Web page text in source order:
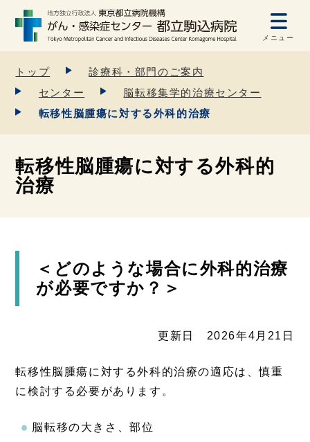
メニュー
トップ
診療科・部門のご案内
センター
脳転移集学的治療センター
転移性脳腫瘍に対する外科的治療
転移性脳腫瘍に対する外科的
治療
＜どのような場合に外科的治療
が必要ですか？＞
更新日 2026年4月21日
転移性脳腫瘍に対する外科的治療の適応は、慎重
に検討する必要があります。
脳転移の大きさ、部位